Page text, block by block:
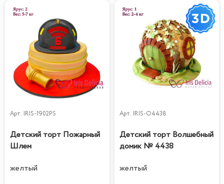
Арт. IRIS-1902PS
Детский торт Пожарный
Шлем
желтый
Арт. IRIS-O4438
Детский торт Волшебный
домик № 4438
желтый